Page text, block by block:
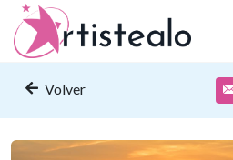
Volver